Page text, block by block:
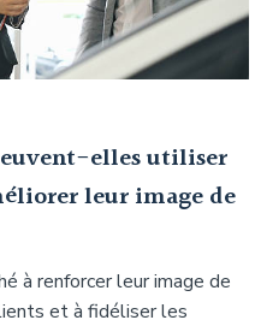
elles utiliser
leur image de
à renforcer leur image de
et à fidéliser les